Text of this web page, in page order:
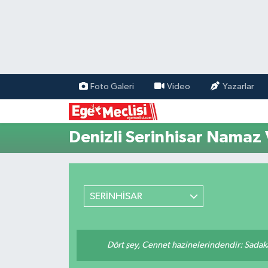
Foto Galeri Video Yazarlar
Denizli Serinhisar
SERİNHİSAR
Dört şey, Cennet hazinelerindendir:
EKONOMİ
GÜNCEL
Programlar